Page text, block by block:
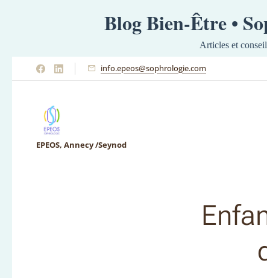
Blog Bien-Être •
Articles et
info.epeos@sophrologie.com
EPEOS, Annecy /Seynod